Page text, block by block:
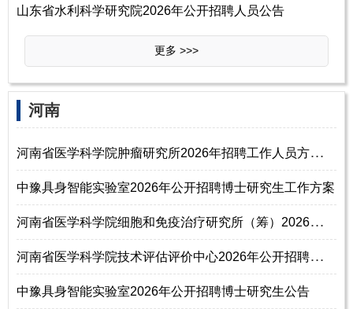
山东省水利科学研究院2026年公开招聘人员公告
更多 >>>
‌‌河南
河
南省医学科学院肿瘤研究所2026年招聘工作人员方案（第一批）
中豫具身智能实验室2026年公开招聘博士研究生工作方案
河
南省医学科学院细胞和免疫治疗研究所（筹）2026年公开招聘工作人员公告
河
南省医学科学院技术评估评价中心2026年公开招聘工作人员方案
中豫具身智能实验室2026年公开招聘博士研究生公告